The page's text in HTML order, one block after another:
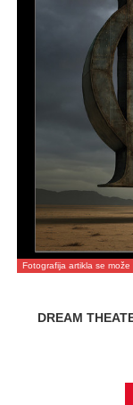
Fotografija artikla se
DREAM